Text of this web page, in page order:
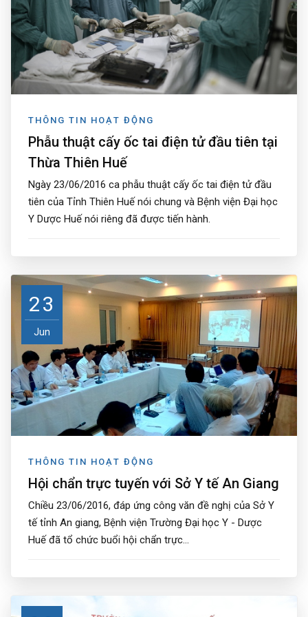
THÔNG TIN HOẠT ĐỘNG
Phẫu thuật cấy ốc tai điện tử đầu tiên tại
Thừa Thiên Huế
Ngày 23/06/2016 ca phẫu thuật cấy ốc tai điện tử đầu
tiên của Tỉnh Thiên Huế nói chung và Bệnh viện Đại học
Y Dược Huế nói riêng đã được tiến hành.
23
Jun
THÔNG TIN HOẠT ĐỘNG
Hội chẩn trực tuyến với Sở Y tế An Giang
Chiều 23/06/2016, đáp ứng công văn đề nghị của Sở Y
tế tỉnh An giang, Bệnh viện Trường Đại học Y - Dược
Huế đã tổ chức buổi hội chẩn trực...